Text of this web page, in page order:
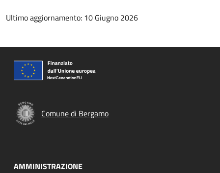
Ultimo aggiornamento: 10 Giugno 2026
Comune di Bergamo
AMMINISTRAZIONE